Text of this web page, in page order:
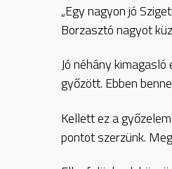
„Egy nagyon jó
Borzasztó nagyot
Jó néhány
győzött. Ebben
Kellett ez a
pontot szerzünk.